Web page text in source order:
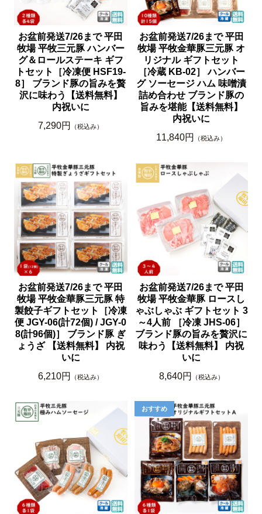
お盆前発送7/26まで 平田
牧場 平牧三元豚 ハンバー
グ＆ロールステーキ ギフ
トセット［冷凍便 HSF19-
8］ ブランド豚の旨みを贅
沢に味わう【送料無料】
内祝いに
7,290円
（税込み）
お盆前発送7/26まで 平田
牧場 平牧金華豚三元豚 オ
リジナル ギフトセット
［冷蔵 KB-02］ ハンバー
グ ソーセージ ハム 味噌漬
詰め合わせ ブランド豚の
旨みを堪能【送料無料】
内祝いに
11,840円
（税込み）
お盆前発送7/26まで 平田
牧場 平牧金華豚三元豚 特
製餃子ギフトセット［冷凍
便 JGY-06(計72個) / JGY-0
8(計96個)］ ブランド豚 ぎ
ょうざ 【送料無料】 内祝
いに
6,210円
（税込み）
お盆前発送7/26まで 平田
牧場 平牧金華豚 ロースし
ゃぶしゃぶ ギフトセット 3
～4人前 ［冷凍 JHS-06］
ブランド豚の旨みを贅沢に
味わう【送料無料】 内祝
いに
8,640円
（税込み）